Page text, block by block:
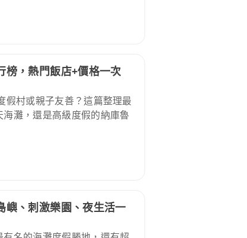
榜，熱門飯店+價格一次
假村或親子友善？這篇整理最
灘，還是高級度假的納庫魯
嶼、刺激樂園、夜生活一